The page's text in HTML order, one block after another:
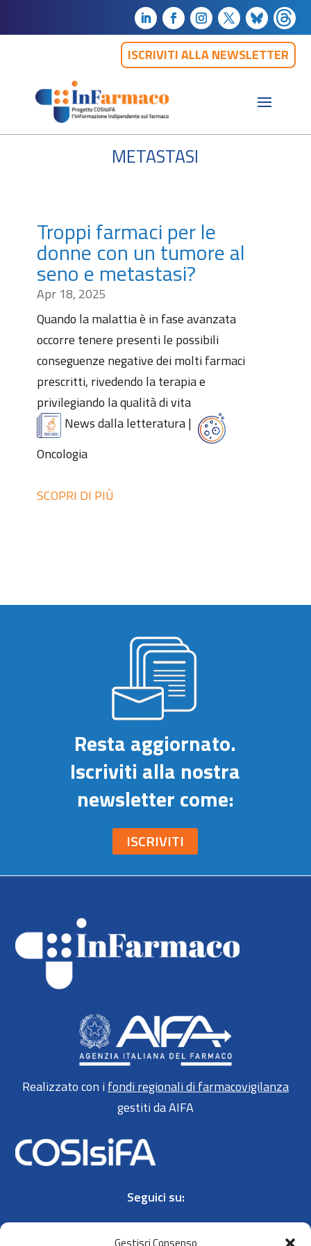
ISCRIVITI ALLA NEWSLETTER
metastasi
Troppi farmaci per le
donne con un tumore al
seno e metastasi?
Apr 18, 2025
Quando la malattia è in fase avanzata
occorre tenere presenti le possibili
conseguenze negative dei molti farmaci
prescritti, rivedendo la terapia e
privilegiando la qualità di vita
News dalla letteratura|
Oncologia
SCOPRI DI PIÙ
Resta aggiornato.
Iscriviti alla nostra
newsletter come:
ISCRIVITI
Realizzato con ifondi regionali di farmacovigilanza
gestiti da AIFA
Seguici su: